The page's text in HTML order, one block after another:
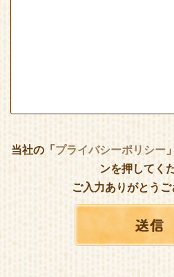
当社の「プライバシーポリシー
ンを押してく
ご入力ありがとうご